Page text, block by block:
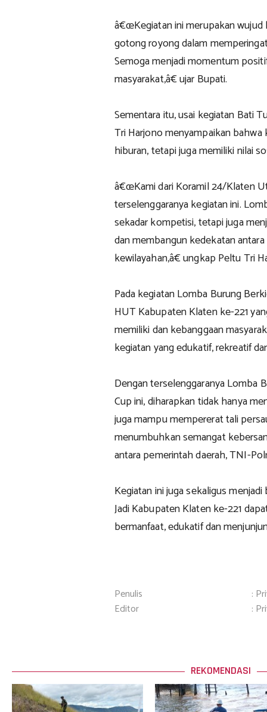
â€œKegiatan ini merupakan
gotong royong dalam
Semoga menjadi momentum
masyarakat,â€ ujar Bupati.
Sementara itu, usai kegiatan Bati
Tri Harjono menyampaikan
hiburan, tetapi juga memiliki nilai
â€œKami dari Koramil 24/Klaten
terselenggaranya kegiatan ini.
sekadar kompetisi, tetapi juga
dan membangun kedekatan
kewilayahan,â€ ungkap Peltu Tri
Pada kegiatan Lomba Burung
HUT Kabupaten Klaten ke-221
memiliki dan kebanggaan
kegiatan yang edukatif, rekreatif
Dengan terselenggaranya Lomba
Cup ini, diharapkan tidak hanya
juga mampu mempererat tali
menumbuhkan semangat
antara pemerintah daerah, TNI-
Kegiatan ini juga sekaligus
Jadi Kabupaten Klaten ke-221
bermanfaat, edukatif dan
Penulis
:
Editor
:
REKOMENDASI